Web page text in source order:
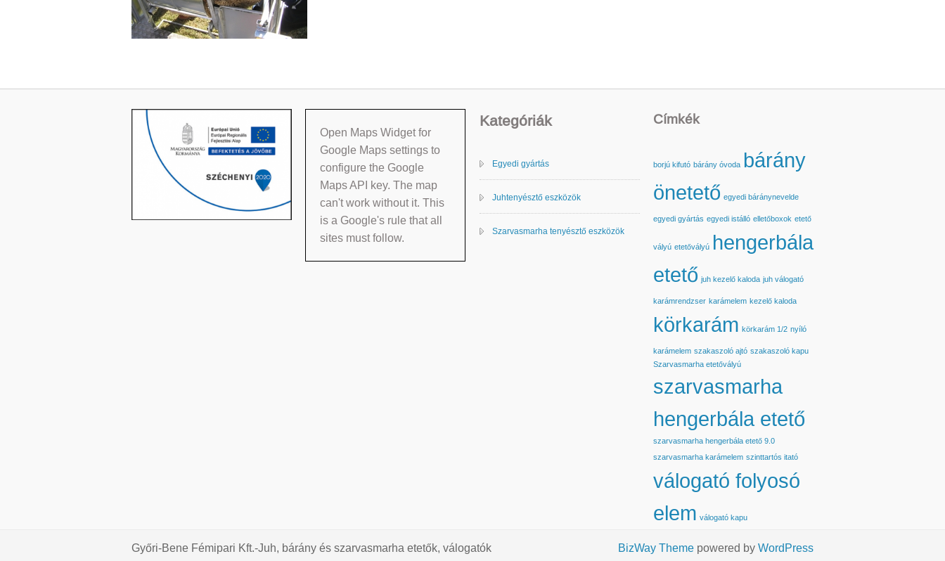
Open Maps Widget for
Google Maps settings to
configure the Google
Maps API key. The map
can't work without it. This
is a Google's rule that all
sites must follow.
Kategóriák
Egyedi gyártás
Juhtenyésztő eszközök
Szarvasmarha tenyésztő eszközök
Címkék
borjú kifutó bárány óvoda bárány
önetető egyedi báránynevelde
egyedi gyártás egyedi istálló elletőboxok etető
vályú etetővályú hengerbála
etető juh kezelő kaloda juh válogató
karámrendzser karámelem kezelő kaloda
körkarám körkarám 1/2 nyíló
karámelem szakaszoló ajtó szakaszoló kapu
Szarvasmarha etetővályú
szarvasmarha
hengerbála etető
szarvasmarha hengerbála etető 9.0
szarvasmarha karámelem szinttartós itató
válogató folyosó
elem válogató kapu
Győri-Bene Fémipari Kft.-Juh, bárány és szarvasmarha etetők, válogatók BizWay Theme powered byWordPress